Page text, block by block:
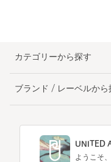
カテゴリーから探す
ブランド / レーベルから
UNITED
ようこそ